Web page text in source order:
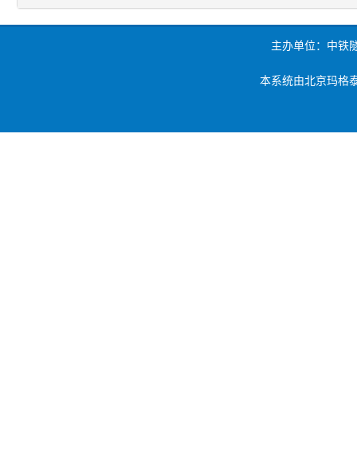
主办单位：中铁
本系统由北京玛格